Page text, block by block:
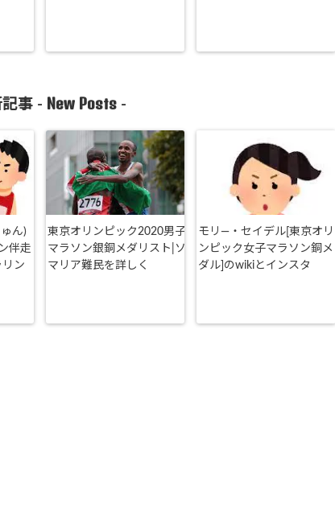
事 - New Posts -
ん)
伴走
ン
東京オリンピック2020男子
マラソン銀銅メダリスト|ソ
マリア難民を詳しく
モリ―・セイデル[東京オリ
ンピック女子マラソン銅メ
ダル]のwikiとインスタ